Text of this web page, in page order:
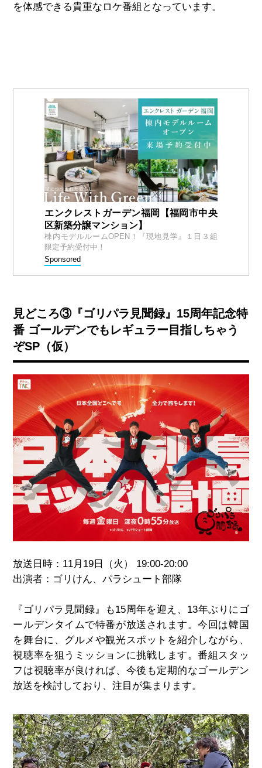
を体感できる貴重なロケ番組となっています。
エンクレストガーデン福岡【福岡市中央
区新築分譲マンション】
棟内モデルルームOPEN！『現地見学』１日３組
限定予約受付中！
Sponsored
見どころ③『ゴリパラ見聞録』15周年記念特
番 ゴールデンでもレギュラー目指しちゃう
ぞSP（仮）
放送日時：11月19日（火） 19:00-20:00
出演者：ゴリけん、パラシュート部隊
『ゴリパラ見聞録』も15周年を迎え、13年ぶりにゴ
ールデンタイムで特番が放送されます。今回は韓国
を舞台に、グルメや観光スポットを紹介しながら、
視聴率を狙うミッションに挑戦します。番組スタッ
フは視聴率が良ければ、今後も定期的なゴールデン
放送を検討しており、注目が集まります。